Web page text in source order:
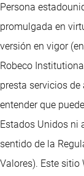
Persona
promulgada en
versión en vigor
Robeco
presta servicios
entender que
Estados Unidos ni
sentido de la
Valores). Este